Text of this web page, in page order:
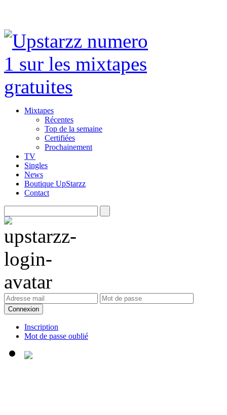
Mixtapes
Récentes
Top de la semaine
Certifiées
Prochainement
TV
Singles
News
Boutique UpStarzz
Contact
Connexion
Inscription
Mot de passe oublié